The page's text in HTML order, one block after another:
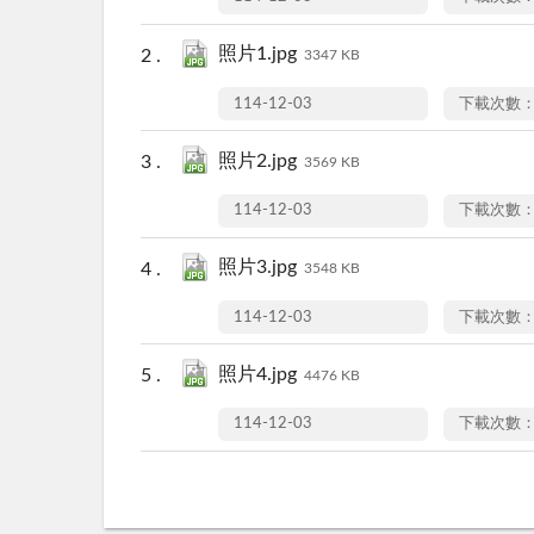
照片1.jpg 3347 KB
114-12-03 下載次數
照片2.jpg 3569 KB
114-12-03 下載次數
照片3.jpg 3548 KB
114-12-03 下載次數
照片4.jpg 4476 KB
114-12-03 下載次數